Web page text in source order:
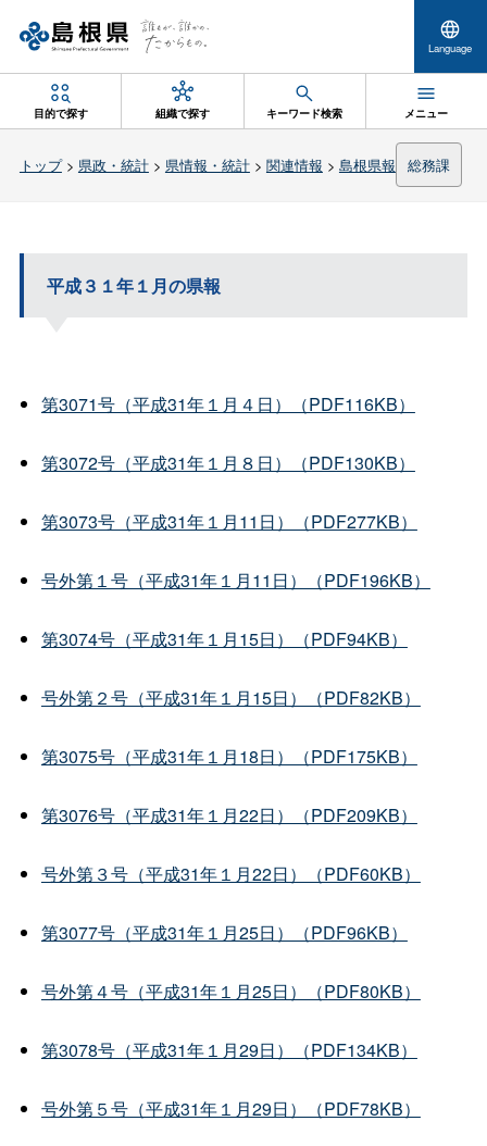
Language
目的で探す 組織で探す キーワード検索 メニュー
トップ> 県政・統計> 県情報・統計> 関連情報 > 島根県報 総務課
平成３１年１月の県報
第3071号（平成31年１月４日）（PDF116KB）
第3072号（平成31年１月８日）（PDF130KB）
第3073号（平成31年１月11日）（PDF277KB）
号外第１号（平成31年１月11日）（PDF196KB）
第3074号（平成31年１月15日）（PDF94KB）
号外第２号（平成31年１月15日）（PDF82KB）
第3075号（平成31年１月18日）（PDF175KB）
第3076号（平成31年１月22日）（PDF209KB）
号外第３号（平成31年１月22日）（PDF60KB）
第3077号（平成31年１月25日）（PDF96KB）
号外第４号（平成31年１月25日）（PDF80KB）
第3078号（平成31年１月29日）（PDF134KB）
号外第５号（平成31年１月29日）（PDF78KB）